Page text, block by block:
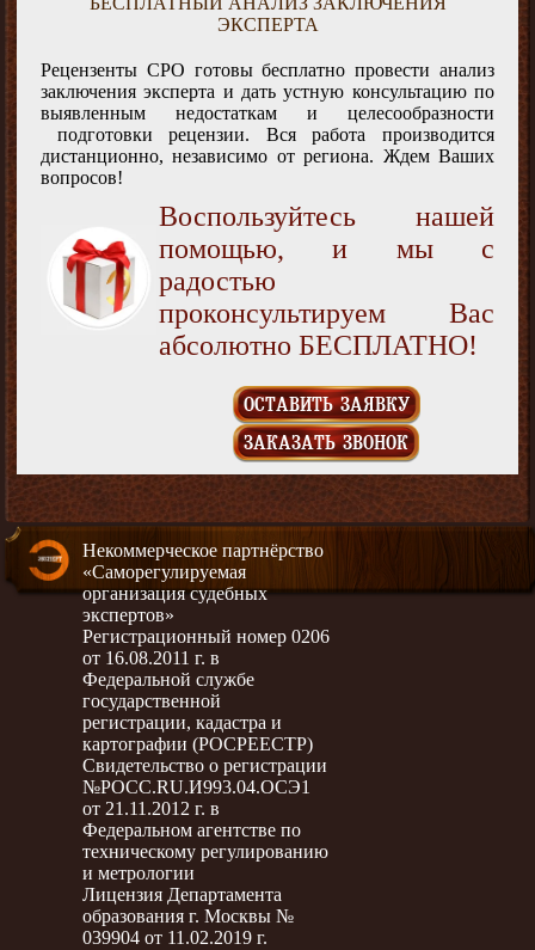
ЭКСПЕРТА
Рецензенты СРО готовы бесплатно провести анализ
заключения эксперта и дать устную консультацию по
выявленным недостаткам и целесообразности
подготовки рецензии. Вся работа производится
дистанционно, независимо от региона. Ждем Ваших
вопросов!
Воспользуйтесь нашей
помощью, и мы с
радостью
проконсультируем Вас
абсолютно БЕСПЛАТНО!
ОСТАВИТЬ ЗАЯВКУ
ЗАКАЗАТЬ ЗВОНОК
Некоммерческое партнёрство
«Саморегулируемая
организация судебных
экспертов»
Регистрационный номер 0206
от 16.08.2011 г. в
Федеральной службе
государственной
регистрации, кадастра и
картографии (РОСРЕЕСТР)
Свидетельство о регистрации
№РОСС.RU.И993.04.ОСЭ1
от 21.11.2012 г. в
Федеральном агентстве по
техническому регулированию
и метрологии
Лицензия Департамента
образования г. Москвы №
039904 от 11.02.2019 г.